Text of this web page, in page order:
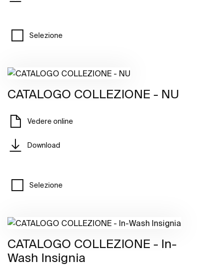
Selezione
CATALOGO COLLEZIONE - NU
Vedere online
Download
Selezione
CATALOGO COLLEZIONE - In-
Wash Insignia